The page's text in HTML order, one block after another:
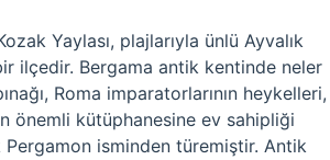
Yaylası, plajlarıyla ünlü Ayvalık
ilçedir. Bergama antik kentinde neler
Roma imparatorlarının heykelleri,
önemli kütüphanesine ev sahipliği
Pergamon isminden türemiştir. Antik